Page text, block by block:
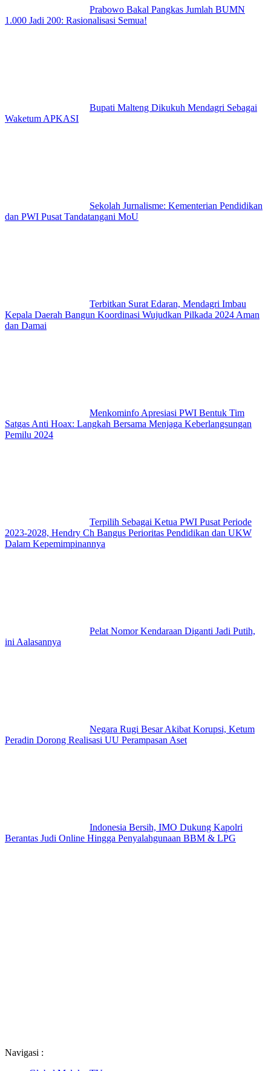
Prabowo Bakal Pangkas Jumlah BUMN
1.000 Jadi 200: Rasionalisasi Semua!
Bupati Malteng Dikukuh Mendagri Sebagai
Waketum APKASI
Sekolah Jurnalisme: Kementerian Pendidikan
dan PWI Pusat Tandatangani MoU
Terbitkan Surat Edaran, Mendagri Imbau
Kepala Daerah Bangun Koordinasi Wujudkan Pilkada 2024 Aman
dan Damai
Menkominfo Apresiasi PWI Bentuk Tim
Satgas Anti Hoax: Langkah Bersama Menjaga Keberlangsungan
Pemilu 2024
Terpilih Sebagai Ketua PWI Pusat Periode
2023-2028, Hendry Ch Bangus Perioritas Pendidikan dan UKW
Dalam Kepemimpinannya
Pelat Nomor Kendaraan Diganti Jadi Putih,
ini Aalasannya
Negara Rugi Besar Akibat Korupsi, Ketum
Peradin Dorong Realisasi UU Perampasan Aset
Indonesia Bersih, IMO Dukung Kapolri
Berantas Judi Online Hingga Penyalahgunaan BBM & LPG
Navigasi :